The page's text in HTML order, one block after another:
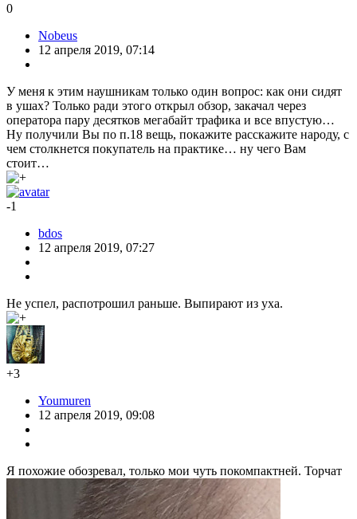
0
Nobeus
12 апреля 2019, 07:14
У меня к этим наушникам только один вопрос: как они сидят
в ушах? Только ради этого открыл обзор, закачал через
оператора пару десятков мегабайт трафика и все впустую…
Ну получили Вы по п.18 вещь, покажите расскажите народу, с
чем столкнется покупатель на практике… ну чего Вам
стоит…
-1
bdos
12 апреля 2019, 07:27
Не успел, распотрошил раньше. Выпирают из уха.
+3
Youmuren
12 апреля 2019, 09:08
Я похожие обозревал, только мои чуть покомпактней. Торчат